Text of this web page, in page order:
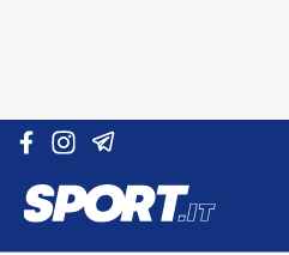
Vai al contenuto